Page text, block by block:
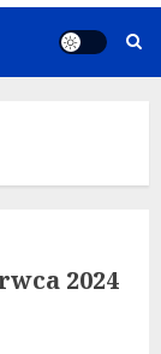
2024